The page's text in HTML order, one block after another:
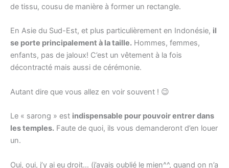
de tissu, cousu de manière à former un rectangle.
En Asie du Sud-Est, et plus particulièrement en Indonésie, il
se porte principalement à la taille. Hommes, femmes,
enfants, pas de jaloux! C’est un vêtement à la fois
décontracté mais aussi de cérémonie.
Autant dire que vous allez en voir souvent ! 😉
Le « sarong » est indispensable pour pouvoir entrer dans
les temples. Faute de quoi, ils vous demanderont d’en louer
un.
Oui, oui, j’y ai eu droit… (j’avais oublié le mien^^, quand on n’a